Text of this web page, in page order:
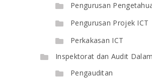
Pengurusan
Pengurusan Projek ICT
Perkakasan ICT
Inspektorat dan Audit Dalam
Pengauditan